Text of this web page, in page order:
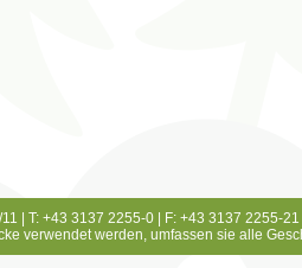
| T: +43 3137 2255-0 | F: +43 3137 2255-21 |
verwendet werden, umfassen sie alle